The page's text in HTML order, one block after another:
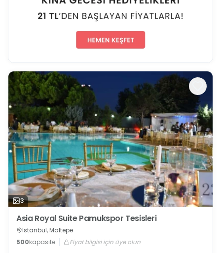
3
Asia Royal Suite Pamukspor Tesisleri
İstanbul, Maltepe
500kapasite Fiyat bilgisi için üye olun